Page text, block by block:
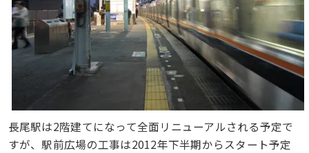
長尾駅は2階建てになって全面リニューアルされる予定で
すが、駅前広場の工事は2012年下半期からスタート予定